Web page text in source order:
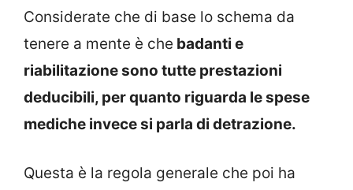
Considerate che di base lo schema da
tenere a mente è che badanti e
riabilitazione sono tutte prestazioni
deducibili, per quanto riguarda le spese
mediche invece si parla di detrazione.
Questa è la regola generale che poi ha